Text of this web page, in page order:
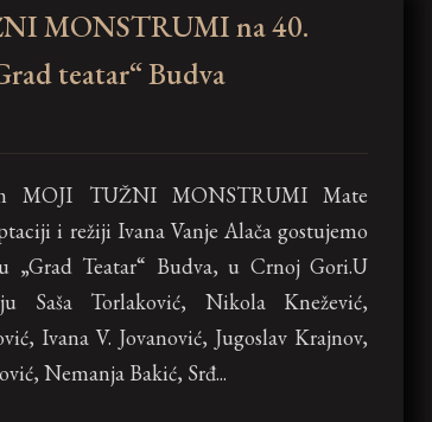
MONSTRUMI na 40.
teatar“ Budva
MOJI TUŽNI MONSTRUMI Mate
i režiji Ivana Vanje Alača gostujemo
„Grad Teatar“ Budva, u Crnoj Gori.U
Saša Torlaković, Nikola Knežević,
Ivana V. Jovanović, Jugoslav Krajnov,
Nemanja Bakić, Srđ...